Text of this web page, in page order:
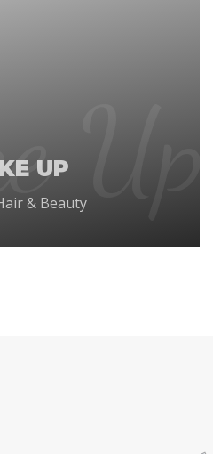
Up
UP
& Beauty